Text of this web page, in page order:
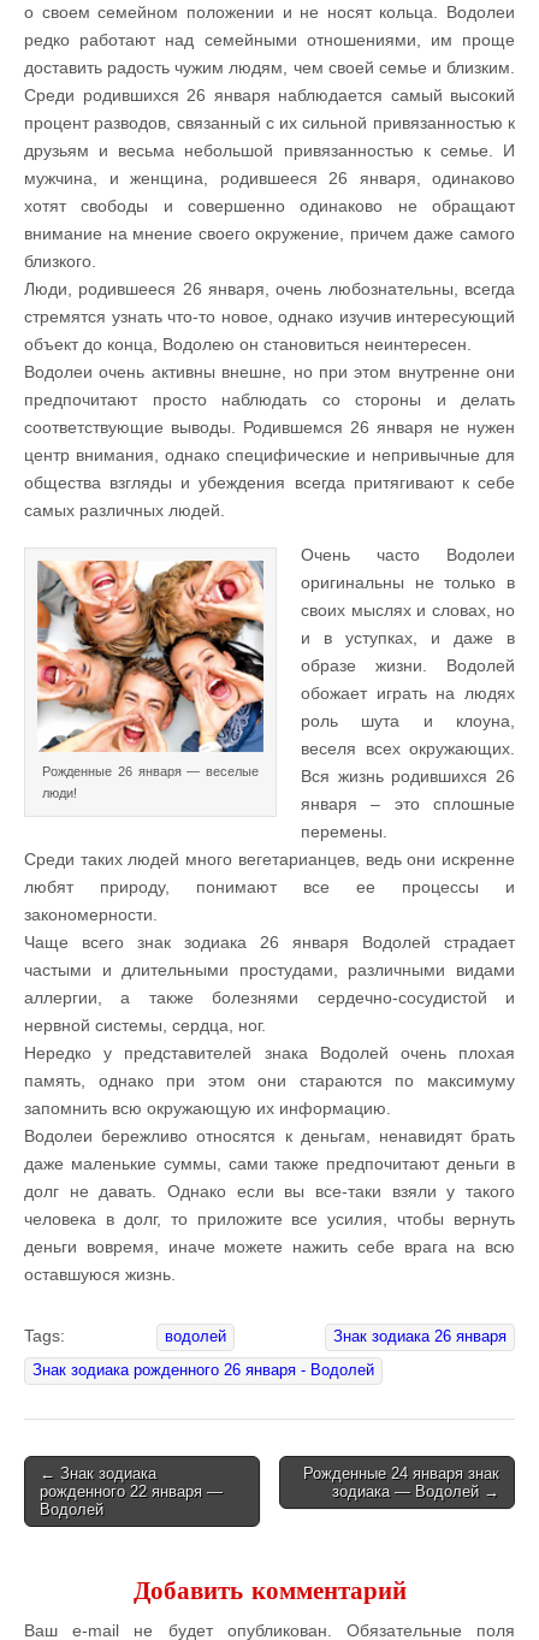
о своем семейном положении и не носят кольца. Водолеи
редко работают над семейными отношениями, им проще
доставить радость чужим людям, чем своей семье и близким.
Среди родившихся 26 января наблюдается самый высокий
процент разводов, связанный с их сильной привязанностью к
друзьям и весьма небольшой привязанностью к семье. И
мужчина, и женщина, родившееся 26 января, одинаково
хотят свободы и совершенно одинаково не обращают
внимание на мнение своего окружение, причем даже самого
близкого.
Люди, родившееся 26 января, очень любознательны, всегда
стремятся узнать что-то новое, однако изучив интересующий
объект до конца, Водолею он становиться неинтересен.
Водолеи очень активны внешне, но при этом внутренне они
предпочитают просто наблюдать со стороны и делать
соответствующие выводы. Родившемся 26 января не нужен
центр внимания, однако специфические и непривычные для
общества взгляды и убеждения всегда притягивают к себе
самых различных людей.
Рожденные 26 января — веселые
люди!
Очень часто Водолеи
оригинальны не только в
своих мыслях и словах, но
и в уступках, и даже в
образе жизни. Водолей
обожает играть на людях
роль шута и клоуна,
веселя всех окружающих.
Вся жизнь родившихся 26
января – это сплошные
перемены.
Среди таких людей много вегетарианцев, ведь они искренне
любят природу, понимают все ее процессы и
закономерности.
Чаще всего знак зодиака 26 января Водолей страдает
частыми и длительными простудами, различными видами
аллергии, а также болезнями сердечно-сосудистой и
нервной системы, сердца, ног.
Нередко у представителей знака Водолей очень плохая
память, однако при этом они стараются по максимуму
запомнить всю окружающую их информацию.
Водолеи бережливо относятся к деньгам, ненавидят брать
даже маленькие суммы, сами также предпочитают деньги в
долг не давать. Однако если вы все-таки взяли у такого
человека в долг, то приложите все усилия, чтобы вернуть
деньги вовремя, иначе можете нажить себе врага на всю
оставшуюся жизнь.
Tags: водолей
Знак зодиака 26 января
Знак зодиака рожденного 26 января - Водолей
Post navigation
← Знак зодиака
рожденного 22 января —
Водолей
Рожденные 24 января знак
зодиака — Водолей →
Добавить комментарий
Ваш e-mail не будет опубликован.
Обязательные поля